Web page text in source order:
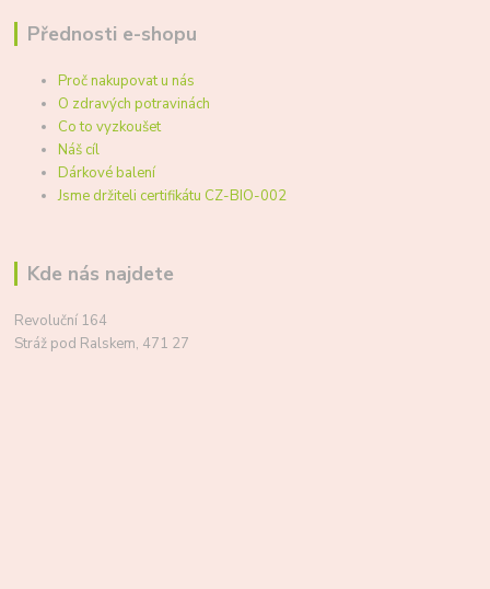
Přednosti e-shopu
Proč nakupovat u nás
O zdravých potravinách
Co to vyzkoušet
Náš cíl
Dárkové balení
Jsme držiteli certifikátu CZ-BIO-002
Kde nás najdete
Revoluční 164
Stráž pod Ralskem, 471 27